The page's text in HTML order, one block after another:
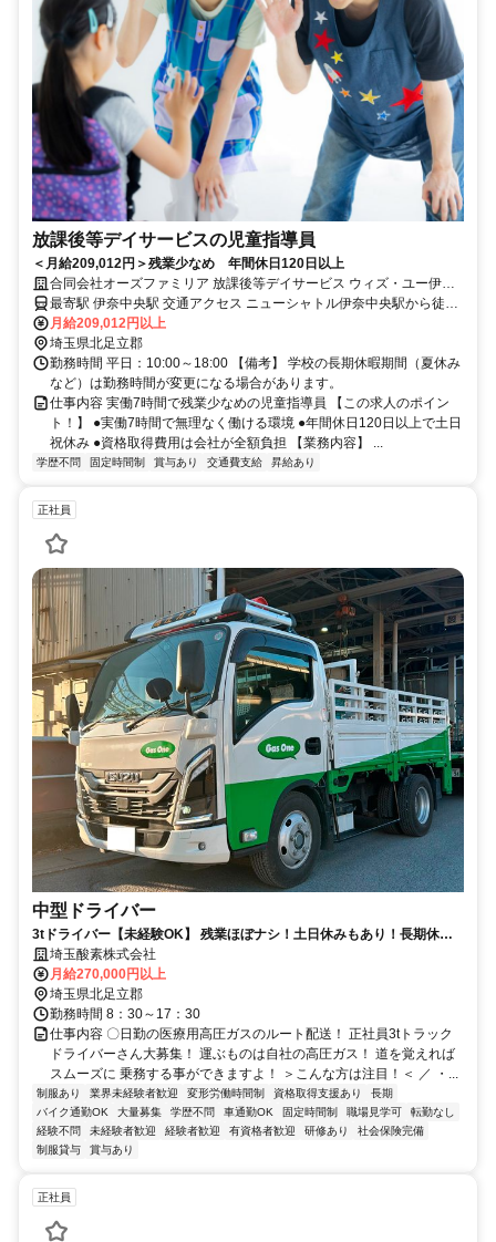
放課後等デイサービスの児童指導員
＜月給209,012円＞残業少なめ 年間休日120日以上
合同会社オーズファミリア 放課後等デイサービス ウィズ・ユー伊奈
中央
最寄駅 伊奈中央駅 交通アクセス ニューシャトル伊奈中央駅から徒歩
2分
月給209,012円以上
埼玉県北足立郡
勤務時間 平日：10:00～18:00 【備考】 学校の長期休暇期間（夏休み
など）は勤務時間が変更になる場合があります。
仕事内容 実働7時間で残業少なめの児童指導員 【この求人のポイン
ト！】 ●実働7時間で無理なく働ける環境 ●年間休日120日以上で土日
祝休み ●資格取得費用は会社が全額負担 【業務内容】 ...
学歴不問 固定時間制 賞与あり 交通費支給 昇給あり
正社員
中型ドライバー
3tドライバー【未経験OK】 残業ほぼナシ！土日休みもあり！長期休暇
あり！ 手当など福利厚生充実！
埼玉酸素株式会社
月給270,000円以上
埼玉県北足立郡
勤務時間 8：30～17：30
仕事内容 〇日勤の医療用高圧ガスのルート配送！ 正社員3tトラック
ドライバーさん大募集！ 運ぶものは自社の高圧ガス！ 道を覚えれば
スムーズに 乗務する事ができますよ！ ＞こんな方は注目！＜ ／ ・...
制服あり 業界未経験者歓迎 変形労働時間制 資格取得支援あり
長期
バイク通勤OK
大量募集 学歴不問 車通勤OK 固定時間制 職場見学可
転勤なし
経験不問
未経験者歓迎 経験者歓迎 有資格者歓迎 研修あり
社会保険完備
制服貸与
賞与あり
正社員